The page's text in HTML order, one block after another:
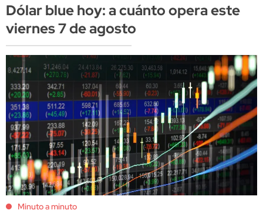
Dólar blue hoy: a cuánto opera este
viernes 7 de agosto
Minuto a minuto